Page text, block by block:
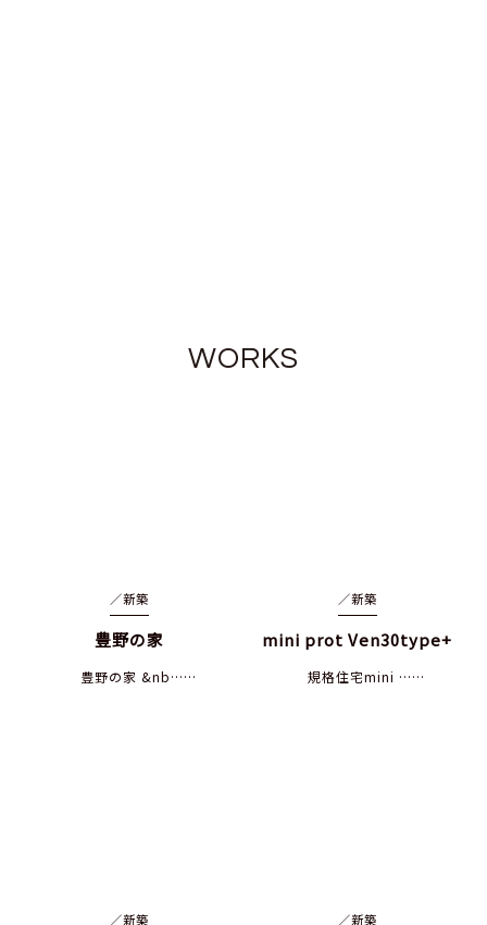
WORKS
／新築
豊野の家
豊野の家 &nb……
／新築
mini prot Ven30type+
規格住宅mini ……
／新築 ／新築